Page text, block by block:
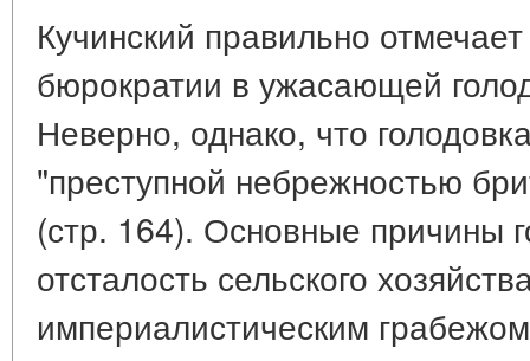
Кучинский правильно
бюрократии в ужасающей
Неверно, однако, что
"преступной небрежностью
(стр. 164). Основные причины
отсталость сельского
империалистическим